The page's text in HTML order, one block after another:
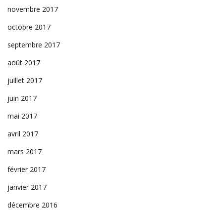
novembre 2017
octobre 2017
septembre 2017
août 2017
juillet 2017
juin 2017
mai 2017
avril 2017
mars 2017
février 2017
janvier 2017
décembre 2016